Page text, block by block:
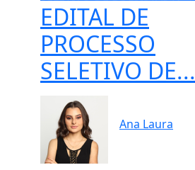
EDITAL DE
PROCESSO
SELETIVO DE...
Ana Laura